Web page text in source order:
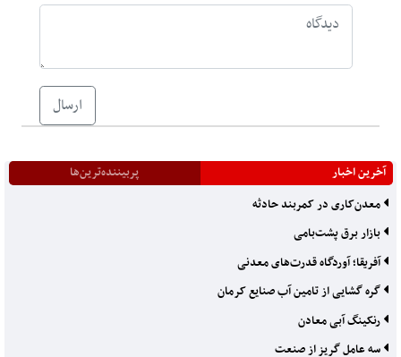
ارسال
آخرین اخبار
پربیننده‌ترین‌ها
معدن‌کاری در کمربند حادثه
بازار برق پشت‌بامی
آفریقا؛ آوردگاه قدرت‌های معدنی
گره گشایی از تامین آب صنایع کرمان
رنکینگ آبی معادن
سه عامل گریز از صنعت